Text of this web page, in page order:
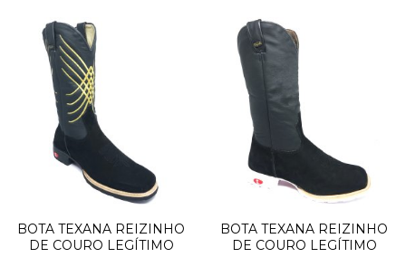
BOTA TEXANA REIZINHO
DE COURO LEGÍTIMO
BOTA TEXANA REIZINHO
DE COURO LEGÍTIMO